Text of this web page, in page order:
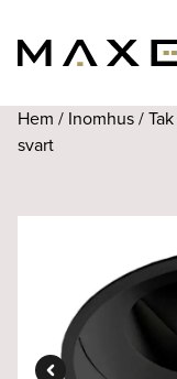
Hem / Inomhus/Tak
svart